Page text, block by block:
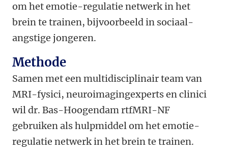
om het emotie-regulatie netwerk in het
brein te trainen, bijvoorbeeld in sociaal-
angstige jongeren.
Methode
Samen met een multidisciplinair team van
MRI-fysici, neuroimagingexperts en clinici
wil dr. Bas-Hoogendam rtfMRI-NF
gebruiken als hulpmiddel om het emotie-
regulatie netwerk in het brein te trainen.